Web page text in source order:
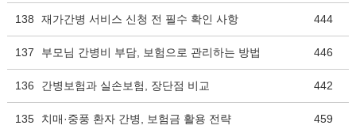
138 재가간병 서비스 신청 전 필수 확인 사항 444
137 부모님 간병비 부담, 보험으로 관리하는 방법 446
136 간병보험과 실손보험, 장단점 비교 442
135 치매·중풍 환자 간병, 보험금 활용 전략 459